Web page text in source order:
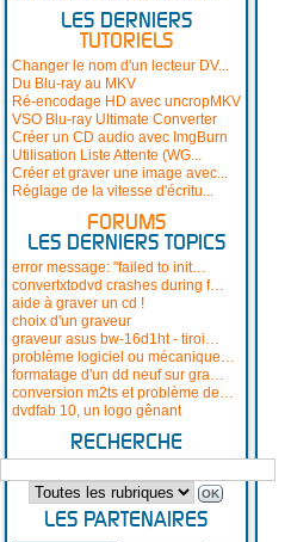
LES DERNIERS
TUTORIELS
Changer le nom d'un lecteur DV...
Du Blu-ray au MKV
Ré-encodage HD avec uncropMKV
VSO Blu-ray Ultimate Converter
Créer un CD audio avec ImgBurn
Utilisation Liste Attente (WG...
Créer et graver une image avec...
Réglage de la vitesse d'écritu...
FORUMS
LES DERNIERS TOPICS
error message: "failed to init…
convertxtodvd crashes during f…
aide à graver un cd !
choix d'un graveur
graveur asus bw-16d1ht - tiroi…
problème logiciel ou mécanique…
formatage d'un dd neuf sur gra…
conversion m2ts et problème de…
dvdfab 10, un logo gênant
RECHERCHE
LES PARTENAIRES